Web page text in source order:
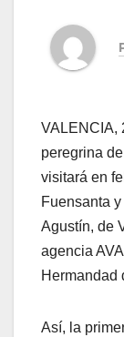
VALENCIA,
peregrina
visitará en
Fuensanta
Agustín, de
agencia
Hermandad
Así, la